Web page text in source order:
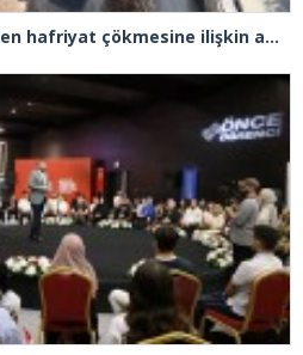
Çekmeköy Belediyesi’nden hafriyat çökmesine ilişkin açıklama